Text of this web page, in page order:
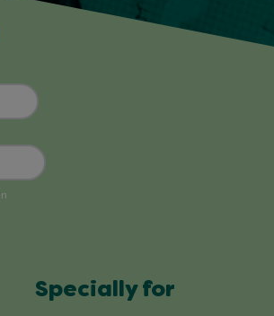
Specially for